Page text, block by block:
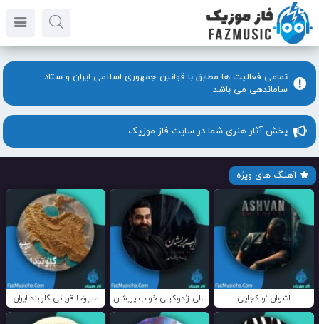
تمامی فعالیت ها مطابق با قوانین جمهوری اسلامی ایران و ستاد
ساماندهی می باشد
پخش آثار هنری شما در سایت فاز موزیک
آهنگ های ویژه
اشوان تو کجایی علی زندوکیلی خواب پریشان علیرضا قربانی گلوبند ایران